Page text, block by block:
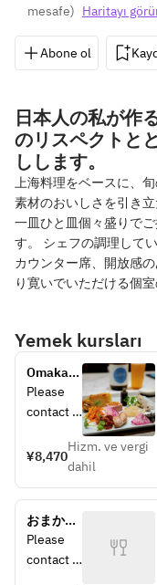
mesafe) Haritayı
Abone ol
日本人の私が作
のリスペクトと
しします。
上海料理をベースに、
素材のおいしさを引き
一皿ひと皿個々盛りで
す。 シェフの調理して
カウンター席、開放感
り寛いでいただける個
Yemek kursları
Omakase
course
①
Please
contact
directly
details
regarding
the
course.
¥8,470
Hizm. ve vergi
dahil
おまかせ
コース③
Please
contact